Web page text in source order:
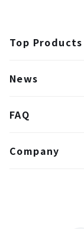
Top Products
News
FAQ
Company